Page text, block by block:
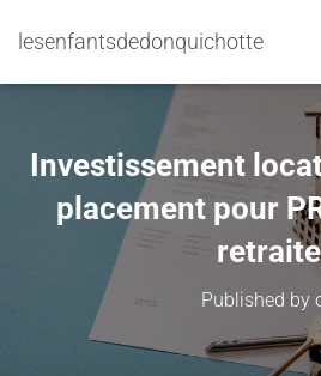
lesenfantsdedonquichotte
Investissement
placement pour
retraite
Published by